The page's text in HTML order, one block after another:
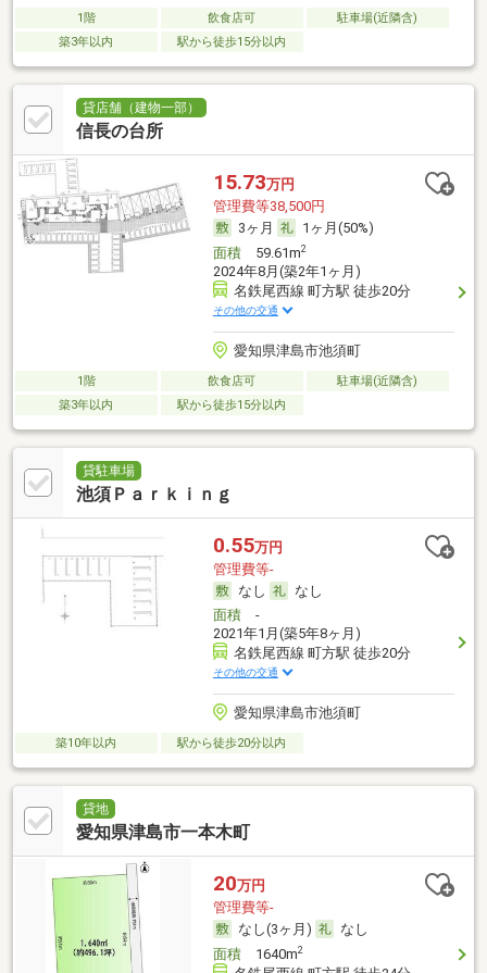
1階 飲食店可
駐車場(近隣含)
築3年以内
駅から徒歩15分以内
貸店舗（建物一部）
信長の台所
15.73万円
管理費等38,500円
3ヶ月
1ヶ月(50%)
面積59.61m2
2024年8月(築2年1ヶ月)
名鉄尾西線 町方駅 徒歩20分
その他の交通
愛知県津島市池須町
1階 飲食店可
駐車場(近隣含)
築3年以内
駅から徒歩15分以内
貸駐車場
池須Ｐａｒｋｉｎｇ
0.55万円
管理費等-
なし
なし
面積-
2021年1月(築5年8ヶ月)
名鉄尾西線 町方駅 徒歩20分
その他の交通
愛知県津島市池須町
築10年以内 駅から徒歩20分以内
貸地
愛知県津島市一本木町
20万円
管理費等-
なし(3ヶ月)
なし
面積1640m2